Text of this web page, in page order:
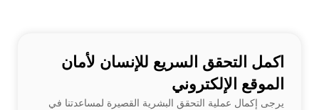
اكمل التحقق السريع للإنسان لأمان
الموقع الإلكتروني
يرجى إكمال عملية التحقق البشرية القصيرة لمساعدتنا في